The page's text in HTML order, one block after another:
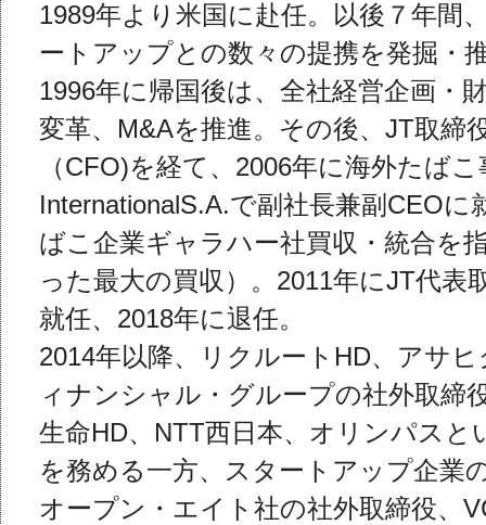
1989年より米国に赴任。以後７年間
ートアップとの数々の提携を発掘・
1996年に帰国後は、 全社経営企画・
変革、M&Aを推進。 その後、JT取締
（CFO)を経て、2006年に海外たば
InternationalS.A.で副社長兼副CEO
ばこ企業ギャラハー社買収・統合を
った最大の買収） 。2011年にJT代表
就任、2018年に退任。
2014年以降、リクルートHD、アサ
ィナンシャル・グループの社外取締
生命HD、NTT西日本、オリンパスと
を務める一方、スタートアップ企業
オープン・エイト社の社外取締役、